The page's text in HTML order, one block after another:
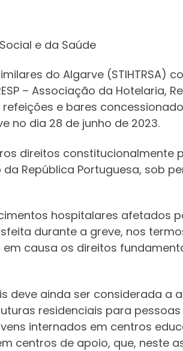
e da Saúde
do Algarve (STIHTRSA)
– Associação da Hotelaria,
e bares
no dia 28 de junho de 2023.
direitos constitucionalmente
República Portuguesa, sob
hospitalares afetados
durante a greve, nos
causa os direitos
deve ainda ser considerada a
residenciais para
internados em centros
centros de apoio, que, neste